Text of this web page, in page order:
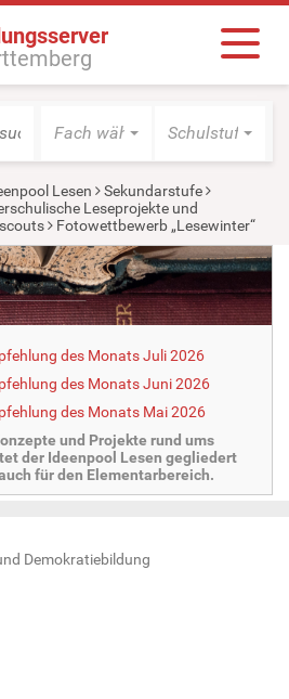
Fach wählen Schulstufe
Lesen
Sekundarstufe
Leseprojekte und
Fotowettbewerb „Lesewinter“
des Monats Juli 2026
des Monats Juni 2026
des Monats Mai 2026
und Projekte rund ums
der Ideenpool Lesen gegliedert
für den Elementarbereich.
Demokratiebildung